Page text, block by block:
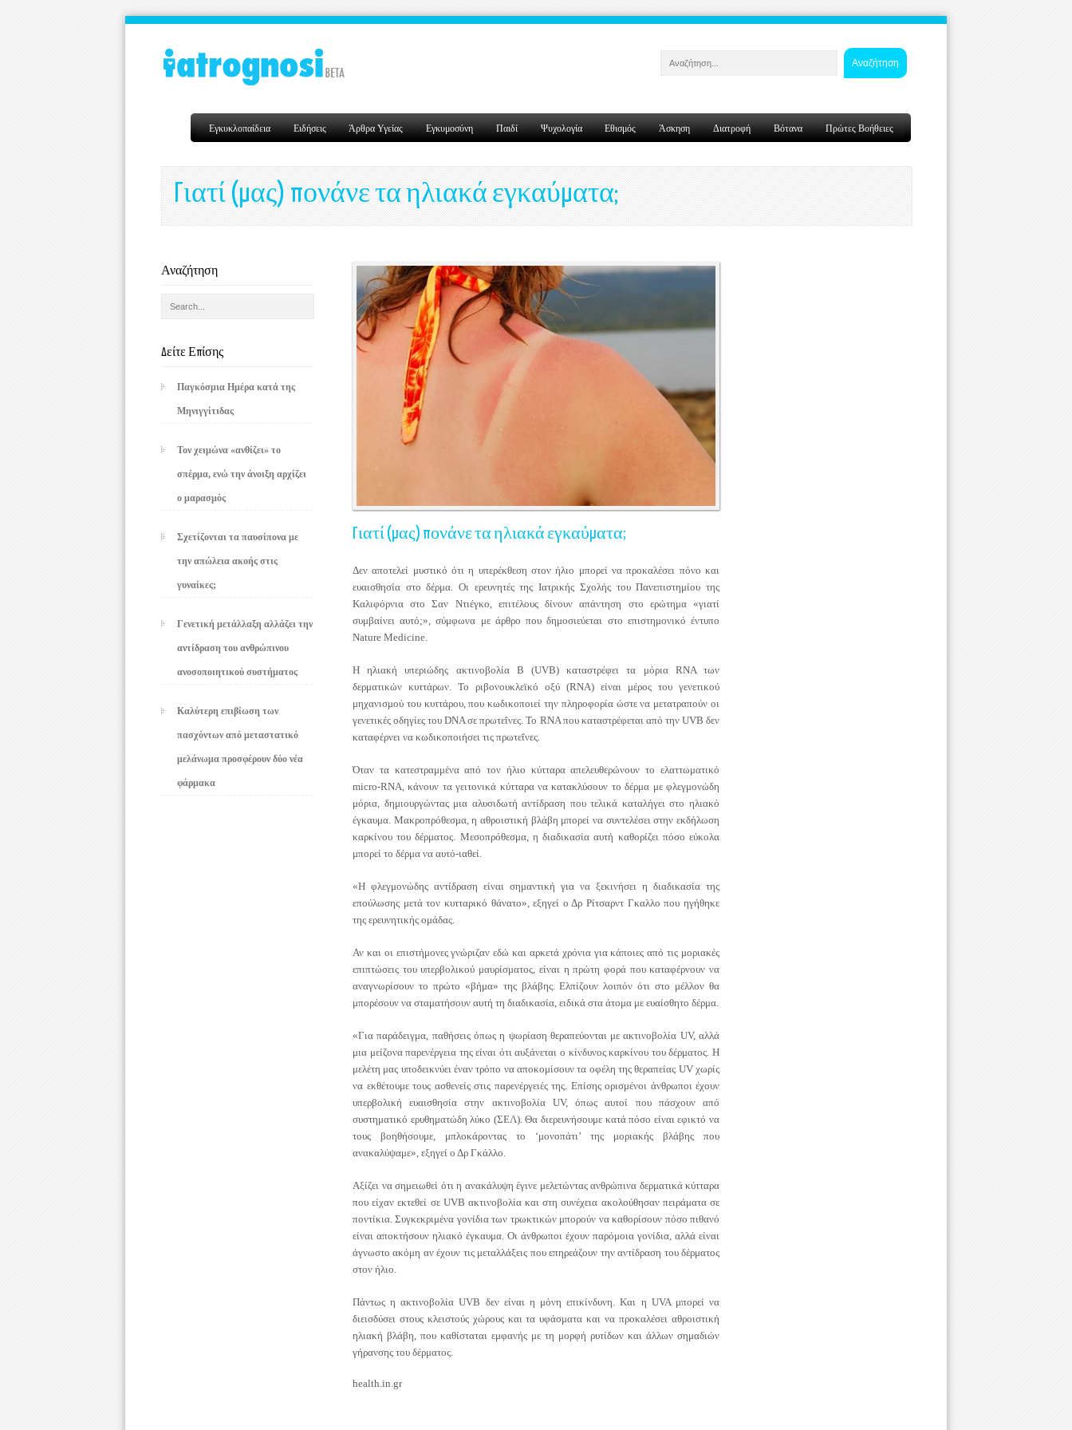
Αναζήτηση
Εγκυκλοπαίδεια Ειδήσεις Άρθρα Υγείας Εγκυμοσύνη Παιδί Ψυχολογία Εθισμός Άσκηση Διατροφή Βότανα Πρώτες Βοήθειες
Γιατί (μας) πονάνε τα ηλιακά εγκαύματα;
Αναζήτηση
Δείτε Επίσης
Παγκόσμια Ημέρα κατά της
Μηνιγγίτιδας
Τον χειμώνα «ανθίζει» το
σπέρμα, ενώ την άνοιξη αρχίζει
ο μαρασμός
Σχετίζονται τα παυσίπονα με
την απώλεια ακοής στις
γυναίκες;
Γενετική μετάλλαξη αλλάζει την
αντίδραση του ανθρώπινου
ανοσοποιητικού συστήματος
Καλύτερη επιβίωση των
πασχόντων από μεταστατικό
μελάνωμα προσφέρουν δύο νέα
φάρμακα
Γιατί (μας) πονάνε τα ηλιακά εγκαύματα;
Δεν αποτελεί μυστικό ότι η υπερέκθεση στον ήλιο μπορεί να προκαλέσει πόνο και
ευαισθησία στο δέρμα. Οι ερευνητές τηςΙατρικής Σχολής του Πανεπιστημίου της
Καλιφόρνια στο Σαν Ντιέγκο , επιτέλους δίνουν απάντηση στο ερώτημα «γιατί
συμβαίνει αυτό;», σύμφωνα με άρθρο που δημοσιεύεται στο επιστημονικό έντυπο
Nature Medicine
Η ηλιακή υπεριώδης ακτινοβολία Β (UVB) καταστρέφει τα μόρια RNA των
δερματικών κυττάρων. Το ριβονουκλεϊκό οξύ (RNA) είναι μέρος του γενετικού
μηχανισμού του κυττάρου, που κωδικοποιεί την πληροφορία ώστε να μετατραπούν οι
γενετικές οδηγίες του DNA σε πρωτεΐνες. Το RNA που καταστρέφεται από την UVB δεν
καταφέρνει να κωδικοποιήσει τις πρωτεΐνες.
Όταν τα κατεστραμμένα από τον ήλιο κύτταρα απελευθερώνουν το ελαττωματικό
micro-RNA, κάνουν τα γειτονικά κύτταρα να κατακλύσουν το δέρμα με φλεγμονώδη
μόρια, δημιουργώντας μια αλυσιδωτή αντίδραση που τελικά καταλήγει στο ηλιακό
έγκαυμα. Μακροπρόθεσμα, η αθροιστική βλάβη μπορεί να συντελέσει στην εκδήλωση
καρκίνου του δέρματος. Μεσοπρόθεσμα, η διαδικασία αυτή καθορίζει πόσο εύκολα
μπορεί το δέρμα να αυτό-ιαθεί.
«Η φλεγμονώδης αντίδραση είναι σημαντική για να ξεκινήσει η διαδικασία της
επούλωσης μετά τον κυτταρικό θάνατο», εξηγεί ο Δρ Ρίτσαρντ Γκαλλο που ηγήθηκε
της ερευνητικής ομάδας.
Αν και οι επιστήμονες γνώριζαν εδώ και αρκετά χρόνια για κάποιες από τις μοριακές
επιπτώσεις του υπερβολικού μαυρίσματος, είναι η πρώτη φορά που καταφέρνουν να
αναγνωρίσουν το πρώτο «βήμα» της βλάβης. Ελπίζουν λοιπόν ότι στο μέλλον θα
μπορέσουν να σταματήσουν αυτή τη διαδικασία, ειδικά στα άτομα με ευαίσθητο δέρμα.
«Για παράδειγμα, παθήσεις όπως η ψωρίαση θεραπεύονται με ακτινοβολία UV, αλλά
μια μείζονα παρενέργεια της είναι ότι αυξάνεται ο κίνδυνος καρκίνου του δέρματος. Η
μελέτη μας υποδεικνύει έναν τρόπο να αποκομίσουν τα οφέλη της θεραπείας UV χωρίς
να εκθέτουμε τους ασθενείς στις παρενέργειές της. Επίσης ορισμένοι άνθρωποι έχουν
υπερβολική ευαισθησία στην ακτινοβολία UV, όπως αυτοί που πάσχουν από
συστηματικό ερυθηματώδη λύκο (ΣΕΛ). Θα διερευνήσουμε κατά πόσο είναι εφικτό να
τους βοηθήσουμε, μπλοκάροντας το ‘μονοπάτι’ της μοριακής βλάβης που
ανακαλύψαμε», εξηγεί ο Δρ Γκάλλο.
Αξίζει να σημειωθεί ότι η ανακάλυψη έγινε μελετώντας ανθρώπινα δερματικά κύτταρα
που είχαν εκτεθεί σε UVB ακτινοβολία και στη συνέχεια ακολούθησαν πειράματα σε
ποντίκια. Συγκεκριμένα γονίδια των τρωκτικών μπορούν να καθορίσουν πόσο πιθανό
είναι αποκτήσουν ηλιακό έγκαυμα. Οι άνθρωποι έχουν παρόμοια γονίδια, αλλά είναι
άγνωστο ακόμη αν έχουν τις μεταλλάξεις που επηρεάζουν την αντίδραση του δέρματος
στον ήλιο.
Πάντως η ακτινοβολία UVB δεν είναι η μόνη επικίνδυνη. Και η UVA μπορεί να
διεισδύσει στους κλειστούς χώρους και τα υφάσματα και να προκαλέσει αθροιστική
ηλιακή βλάβη, που καθίσταται εμφανής με τη μορφή ρυτίδων και άλλων σημαδιών
γήρανσης του δέρματος.
health.in.gr